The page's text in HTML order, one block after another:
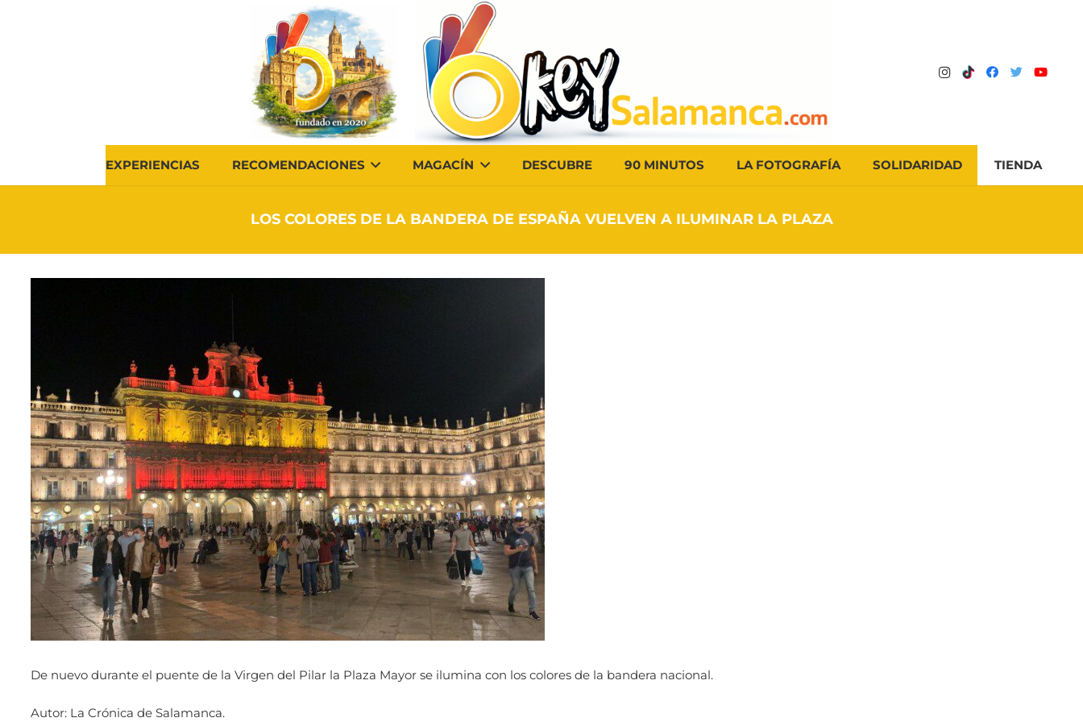
EXPERIENCIAS RECOMENDACIONES MAGACÍN DESCUBRE 90 MINUTOS LA FOTOGRAFÍA SOLIDARIDAD TIENDA
LOS COLORES DE LA BANDERA DE ESPAÑA VUELVEN A ILUMINAR LA PLAZA
De nuevo durante el puente de la Virgen del Pilar la Plaza Mayor se ilumina con los colores de la bandera nacional.
Autor: La Crónica de Salamanca.